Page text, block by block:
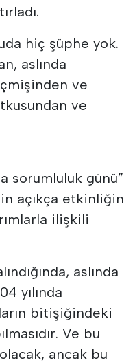
hiç şüphe yok.
aslında
ve
ve
sorumluluk günü”
açıkça etkinliğin
ilişkili
aslında
yılında
bitişiğindeki
Ve bu
ancak bu